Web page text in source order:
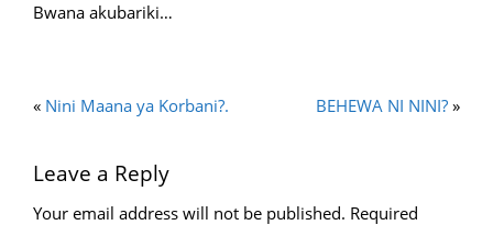
Bwana akubariki…
« Nini Maana ya Korbani?. BEHEWA NI NINI? »
Leave a Reply
Your email address will not be published. Required